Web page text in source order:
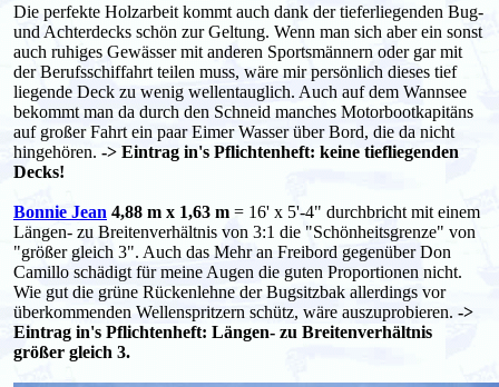
Die perfekte Holzarbeit kommt auch dank der tieferliegenden Bug-
und Achterdecks schön zur Geltung. Wenn man sich aber ein sonst
auch ruhiges Gewässer mit anderen Sportsmännern oder gar mit
der Berufsschiffahrt teilen muss, wäre mir persönlich dieses tief
liegende Deck zu wenig wellentauglich. Auch auf dem Wannsee
bekommt man da durch den Schneid manches Motorbootkapitäns
auf großer Fahrt ein paar Eimer Wasser über Bord, die da nicht
hingehören. -> Eintrag in's Pflichtenheft: keine tiefliegenden
Decks!
Bonnie Jean 4,88 m x 1,63 m = 16' x 5'-4" durchbricht mit einem
Längen- zu Breitenverhältnis von 3:1 die "Schönheitsgrenze" von
"größer gleich 3". Auch das Mehr an Freibord gegenüber Don
Camillo schädigt für meine Augen die guten Proportionen nicht.
Wie gut die grüne Rückenlehne der Bugsitzbak allerdings vor
überkommenden Wellenspritzern schütz, wäre auszuprobieren. ->
Eintrag in's Pflichtenheft: Längen- zu Breitenverhältnis
größer gleich 3.